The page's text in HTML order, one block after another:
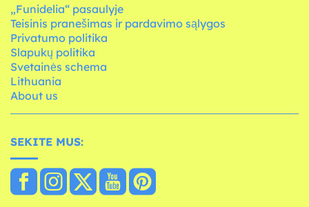
„Funidelia“ pasaulyje
Teisinis pranešimas ir pardavimo sąlygos
Privatumo politika
Slapukų politika
Svetainės schema
Lithuania
About us
SEKITE MUS: